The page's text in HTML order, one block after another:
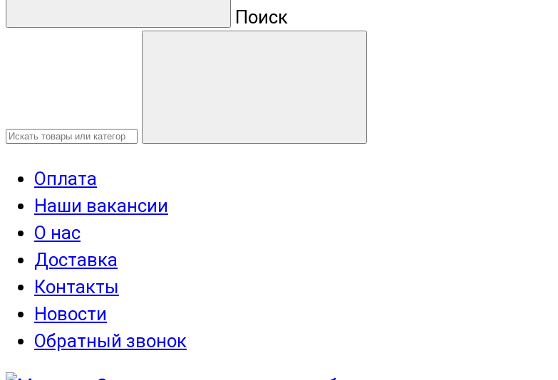
Поиск
Оплата
Наши вакансии
О нас
Доставка
Контакты
Новости
Обратный звонок